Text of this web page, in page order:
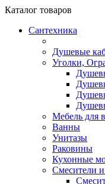
Каталог товаров
Сантехника
Душевые
Уголки,
Мебель для
Ванны
Унитазы
Раковины
Кухонные
Смесители